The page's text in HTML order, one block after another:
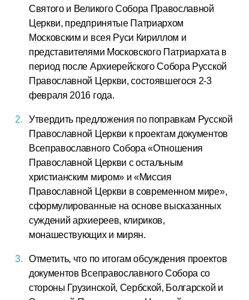
Святого и Великого Собора Православной
Церкви, предпринятые Патриархом
Московским и всея Руси Кириллом и
представителями Московского Патриархата в
период после Архиерейского Собора Русской
Православной Церкви, состоявшегося 2-3
февраля 2016 года.
Утвердить предложения по поправкам Русской
Православной Церкви к проектам документов
Всеправославного Собора «Отношения
Православной Церкви с остальным
христианским миром» и «Миссия
Православной Церкви в современном мире»,
сформулированные на основе высказанных
суждений архиереев, клириков,
монашествующих и мирян.
Отметить, что по итогам обсуждения проектов
документов Всеправославного Собора со
стороны Грузинской, Сербской, Болгарской и